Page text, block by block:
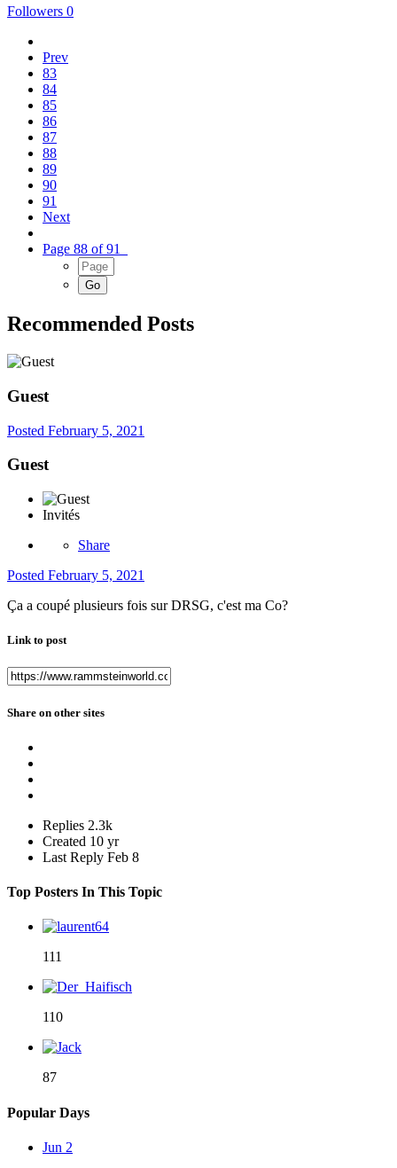
Followers 0
Prev
83
84
85
86
87
88
89
90
91
Next
Page 88 of 91
Recommended Posts
Guest
Posted February 5, 2021
Guest
Invités
Share
Posted February 5, 2021
Ça a coupé plusieurs fois sur DRSG, c'est ma Co?
Link to post
Share on other sites
Replies 2.3k
Created 10 yr
Last Reply Feb 8
Top Posters In This Topic
111
110
87
Popular Days
Jun 2